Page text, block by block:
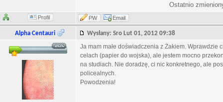
Ostatnio
Profil PW Email
Alpha Centauri Wysłany: Sro Lut 01, 2012 09:38
Ja mam małe doświadczenia z Żakiem. Wprawdzie
celach (papier do wojska), ale jestem mocno
na studiach. Nie doradzę, ci nic konkretnego, ale
policealnych.
Powodzenia!